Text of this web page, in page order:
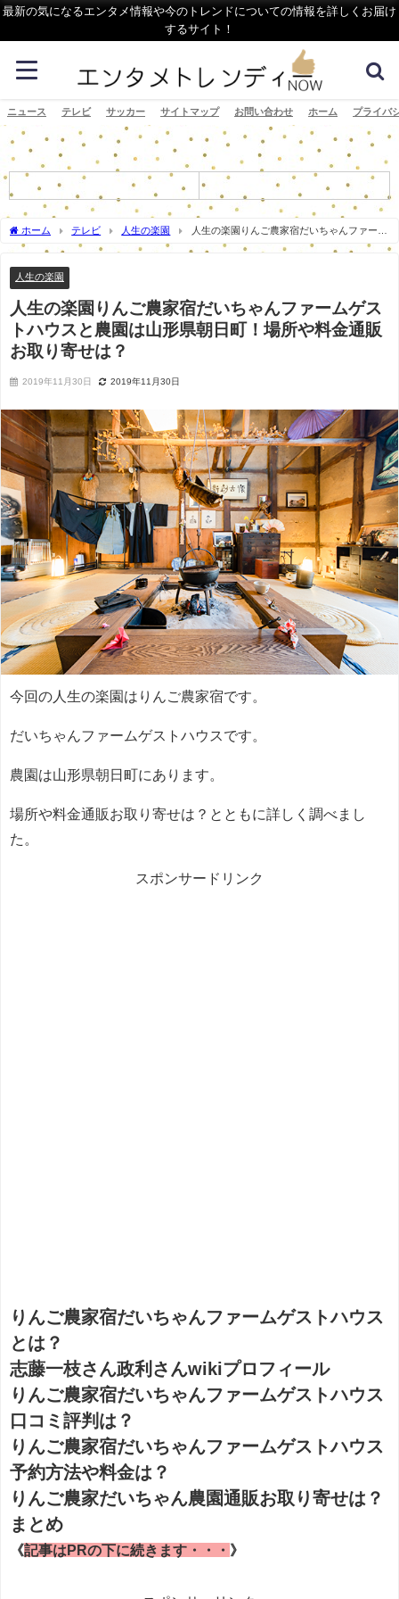
最新の気になるエンタメ情報や今のトレンドについての情報を詳しくお届け
するサイト！
ニュース テレビ サッカー サイトマップ お問い合わせ ホーム プライバ
ホーム テレビ 人生の楽園
人生の楽園りんご農家宿だいちゃんファーム
ゲストハウスと農園は山形県朝日町！場所や料金通販お取り寄せは？
人生の楽園
人生の楽園りんご農家宿だいちゃんファームゲス
トハウスと農園は山形県朝日町！場所や料金通販
お取り寄せは？
2019年11月30日 2019年11月30日
今回の人生の楽園はりんご農家宿です。
だいちゃんファームゲストハウスです。
農園は山形県朝日町にあります。
場所や料金通販お取り寄せは？とともに詳しく調べまし
た。
スポンサードリンク
りんご農家宿だいちゃんファームゲストハウス
とは？
志藤一枝さん政利さんwikiプロフィール
りんご農家宿だいちゃんファームゲストハウス
口コミ評判は？
りんご農家宿だいちゃんファームゲストハウス
予約方法や料金は？
りんご農家だいちゃん農園通販お取り寄せは？
まとめ
《記事はPRの下に続きます・・・ 》